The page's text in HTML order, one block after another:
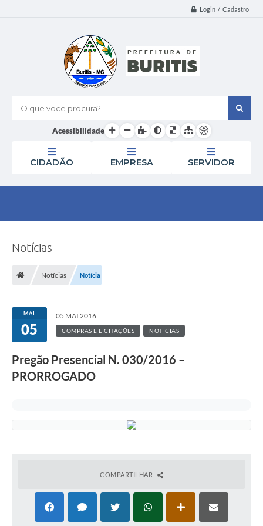
Login / Cadastro
O que voce procura?
Acessibilidade
CIDADÃO EMPRESA SERVIDOR
Notícias
Notícias Notícia
MAI
05
05 MAI 2016
COMPRAS E LICITAÇÕES NOTICIAS
Pregão Presencial N. 030/2016 –
PRORROGADO
COMPARTILHAR